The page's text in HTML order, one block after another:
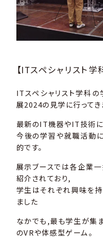
【ITスペシャリスト学
ITスペシャリスト学科
展2024の見学に行ってき
最新のIT機器やIT技術
今後の学習や就職活動
的です。
展示ブースでは各企業
紹介されており,
学生はそれぞれ興味を
ました
なかでも,最も学生が集
のVRや体感型ゲーム。